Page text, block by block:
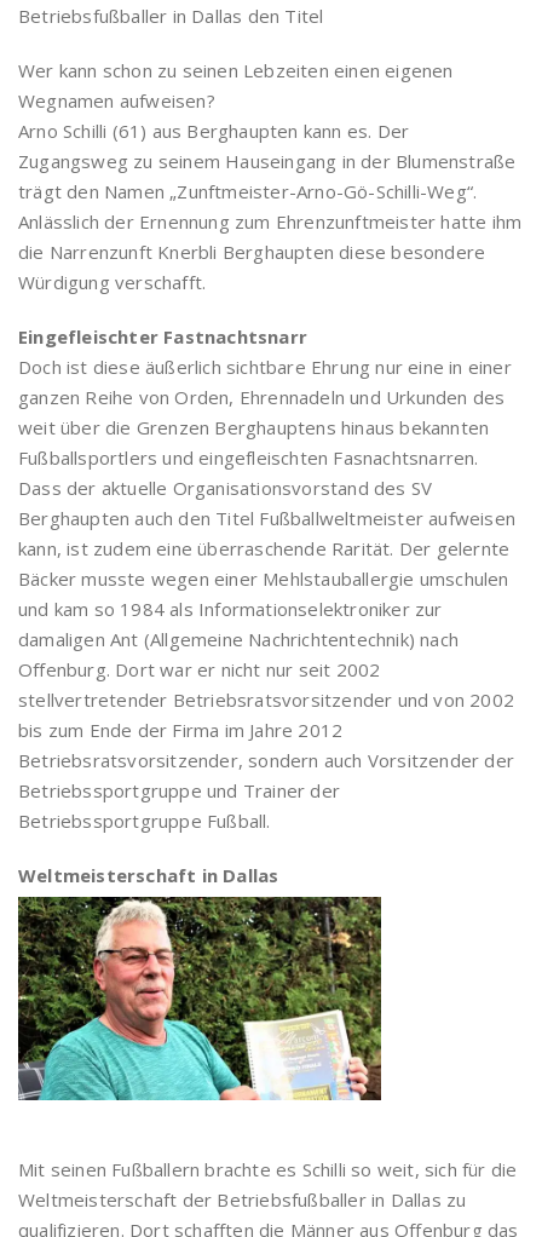
Betriebsfußballer in Dallas den Titel
Wer kann schon zu seinen Lebzeiten einen eigenen
Wegnamen aufweisen?
Arno Schilli (61) aus Berghaupten kann es. Der
Zugangsweg zu seinem Hauseingang in der Blumenstraße
trägt den Namen „Zunftmeister-Arno-Gö-Schilli-Weg“.
Anlässlich der Ernennung zum Ehrenzunftmeister hatte ihm
die Narrenzunft Knerbli Berghaupten diese besondere
Würdigung verschafft.
Eingefleischter Fastnachtsnarr
Doch ist diese äußerlich sichtbare Ehrung nur eine in einer
ganzen Reihe von Orden, Ehrennadeln und Urkunden des
weit über die Grenzen Berghauptens hinaus bekannten
Fußballsportlers und eingefleischten Fasnachtsnarren.
Dass der aktuelle Organisationsvorstand des SV
Berghaupten auch den Titel Fußballweltmeister aufweisen
kann, ist zudem eine überraschende Rarität. Der gelernte
Bäcker musste wegen einer Mehlstauballergie umschulen
und kam so 1984 als Informationselektroniker zur
damaligen Ant (Allgemeine Nachrichtentechnik) nach
Offenburg. Dort war er nicht nur seit 2002
stellvertretender Betriebsratsvorsitzender und von 2002
bis zum Ende der Firma im Jahre 2012
Betriebsratsvorsitzender, sondern auch Vorsitzender der
Betriebssportgruppe und Trainer der
Betriebssportgruppe Fußball.
Weltmeisterschaft in Dallas
Mit seinen Fußballern brachte es Schilli so weit, sich für die
Weltmeisterschaft der Betriebsfußballer in Dallas zu
qualifizieren. Dort schafften die Männer aus Offenburg das